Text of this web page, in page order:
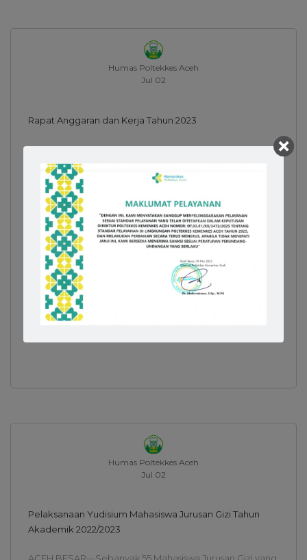
Humas Poltekkes Aceh
Jul 02
Rapat Anggaran dan Kerja Tahun 2023
Humas Poltekkes Aceh
Jul 02
Pelaksanaan Yudisium Mahasiswa Jurusan Gizi Tahun
Akademik 2022/2023